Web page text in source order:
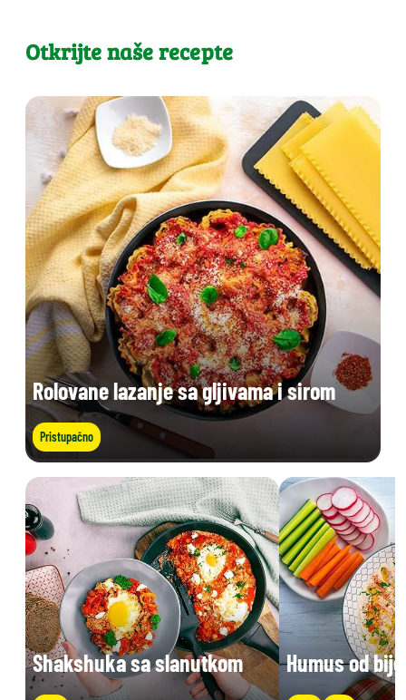
Otkrijte naše recepte
Rolovane lazanje sa gljivama i sirom
Pristupačno
Shakshuka sa slanutkom Humus od